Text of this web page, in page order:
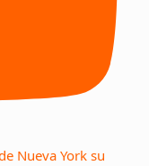
Nueva York su